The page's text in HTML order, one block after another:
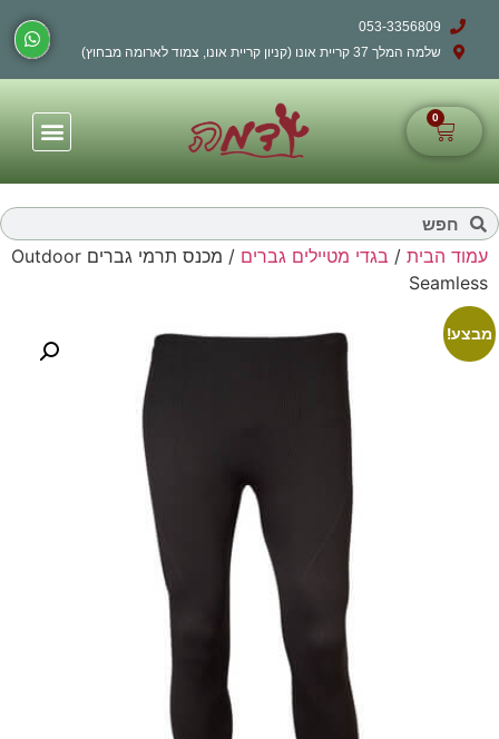
053-3356809
שלמה המלך 37 קריית אונו (קניון קריית אונו, צמוד לארומה מבחוץ)
0
עמוד הבית / בגדי מטיילים גברים
/ מכנס תרמי גברים Outdoor
Seamless
מבצע!